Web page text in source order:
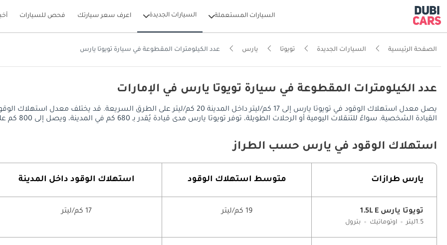
السيارات المستعملة السيارات الجديدة اعرف سعر سيارتك فحص للسيارات
الصفحة الرئيسية السيارات الجديدة تويوتا يارس عدد الكيلومترات المقطوعة في سيارة تويوتا يارس
عدد الكيلومترات المقطوعة في سيارة تويوتا يارس في الإمارات
يصل معدل استهلاك الوقود في تويوتا يارس إلى 17 كم/ليتر داخل المدينة 20 كم/ليتر على الطرق
القيادة الشخصية. سواءً للتنقلات اليومية أو الرحلات الطويلة، توفر تويوتا يارس مدى قيادة يُقدر بـ 680 كم في المدينة، ويصل إلى 800 كم على الطرق السريعة، مع خزان وقود سعة 40 ليتر.
استهلاك الوقود في يارس حسب الطراز
يارس طرازات متوسط ​​استهلاك الوقود استهلاك الوقود داخل المدينة
تويوتا يارس 1.5L E
1.5ليتر اوتوماتيك بترول
19 كم/ليتر 17 كم/ليتر